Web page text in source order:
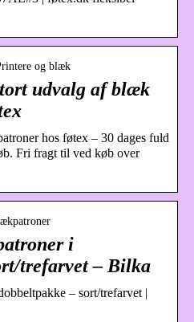
og blæk
udvalg af blæk
hos føtex – 30 dages fuld
Fri fragt til ved køb over
i
trefarvet – Bilka
– sort/trefarvet |